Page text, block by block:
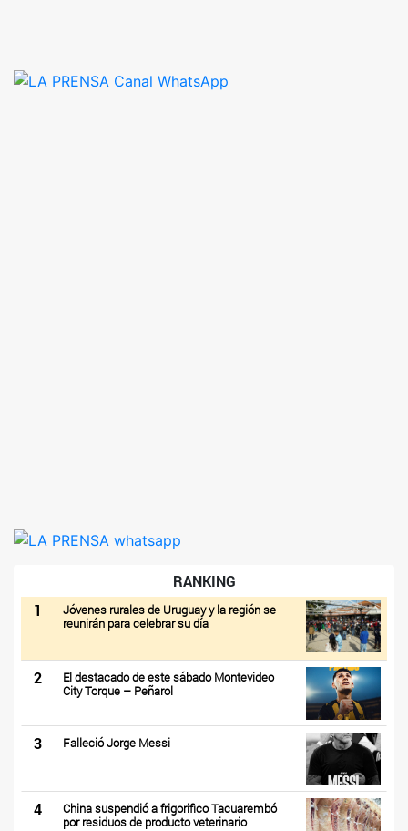
RANKING
1
Jóvenes rurales de Uruguay y la región se
reunirán para celebrar su día
2
El destacado de este sábado Montevideo
City Torque – Peñarol
3 Falleció Jorge Messi
4
China suspendió a frigorifico Tacuarembó
por residuos de producto veterinario